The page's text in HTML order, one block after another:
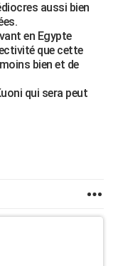
aussi bien
en Egypte
que cette
bien et de
qui sera peut